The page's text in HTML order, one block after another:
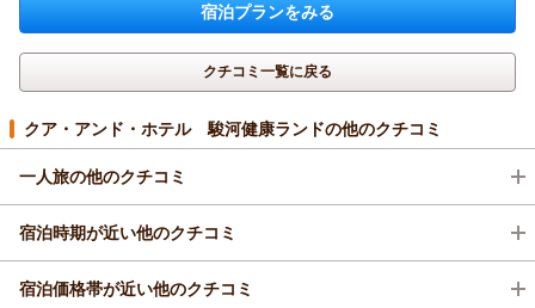
宿泊プランをみる
クチコミ一覧に戻る
クア・アンド・ホテル 駿河健康ランドの他のクチコミ
一人旅の他のクチコミ
宿泊時期が近い他のクチコミ
宿泊価格帯が近い他のクチコミ